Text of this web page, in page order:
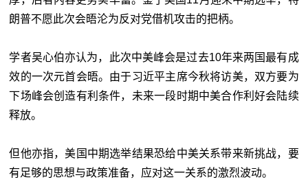
朗普不愿此次会晤沦为反对党借机攻击的把柄。
学者吴心伯亦认为，此次中美峰会是过去10年来两国最有成
效的一次元首会晤。由于习近平主席今秋将访美，双方要为
下场峰会创造有利条件，未来一段时期中美合作利好会陆续
释放。
但他亦指，美国中期选举结果恐给中美关系带来新挑战，要
有足够的思想与政策准备，应对这一关系的激烈波动。